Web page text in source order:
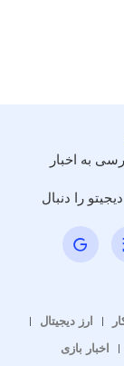
به اخبار
را دنبال
ارز دیجیتال
اخبار بازی